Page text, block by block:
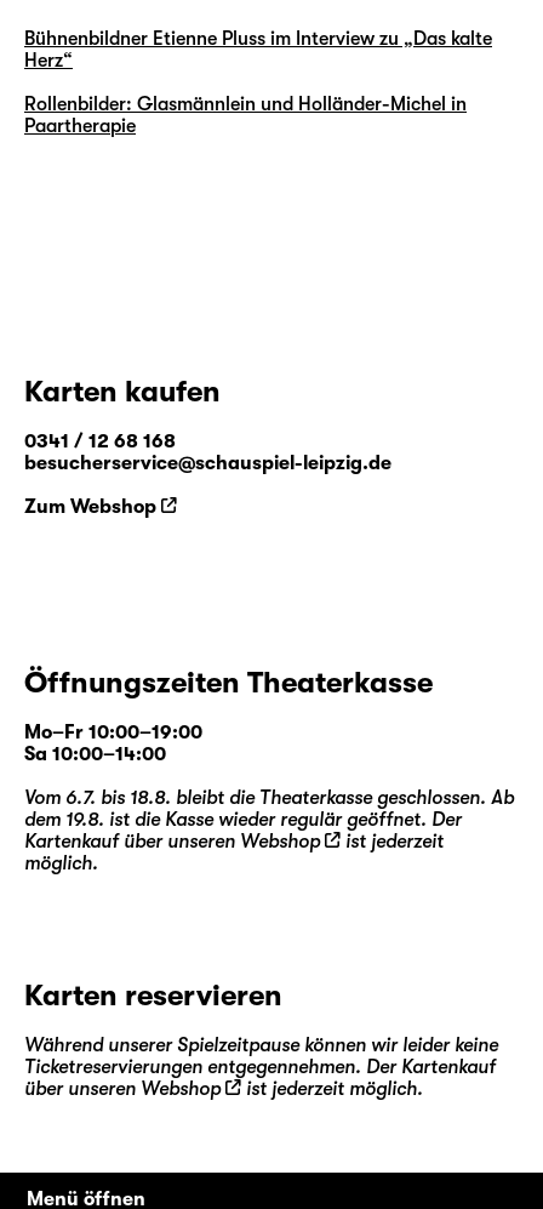
Bühnenbildner Etienne Pluss im Interview zu „Das kalte
Herz“
Rollenbilder: Glasmännlein und Holländer-Michel in
Paartherapie
Karten kaufen
0341 / 12 68 168
besucherservice@schauspiel-leipzig.de
Zum Webshop
Öffnungszeiten Theaterkasse
Mo–Fr 10:00–19:00
Sa 10:00–14:00
Vom 6.7. bis 18.8. bleibt die Theaterkasse geschlossen. Ab
dem 19.8. ist die Kasse wieder regulär geöffnet. Der
Kartenkauf über unseren Webshop
ist jederzeit
möglich.
Karten reservieren
Während unserer Spielzeitpause können wir leider keine
Ticketreservierungen entgegennehmen. Der Kartenkauf
über unseren Webshop ist jederzeit möglich.
Menü öffnen